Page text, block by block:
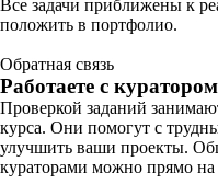
Все задачи приближены к
положить в портфолио.
Обратная связь
Работаете с куратором
Проверкой заданий
курса. Они помогут с
улучшить ваши проекты.
кураторами можно прямо на